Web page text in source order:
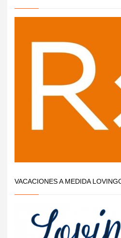
VACACIONES A MEDIDA